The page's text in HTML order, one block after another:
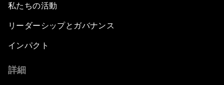
私たちの活動
リーダーシップとガバナンス
インパクト
詳細